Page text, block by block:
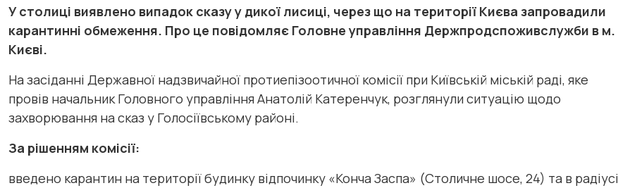
У столиці виявлено випадок сказу у дикої лисиці, через що на території Києва запровадили
карантинні обмеження. Про це повідомляє Головне управління Держпродспоживслужби в м.
Києві.
На засіданні Державної надзвичайної протиепізоотичної комісії при Київській міській раді, яке
провів начальник Головного управління Анатолій Катеренчук, розглянули ситуацію щодо
захворювання на сказ у Голосіївському районі.
За рішенням комісії:
введено карантин на території будинку відпочинку «Конча Заспа» (Столичне шосе, 24) та в радіусі